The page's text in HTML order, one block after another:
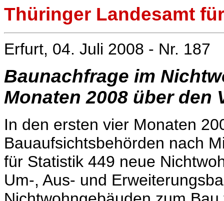
Thüringer Landesamt
Erfurt, 04. Juli 2008 - Nr. 187
Baunachfrage im
Monaten 2008 über den
In den ersten vier Monaten
Bauaufsichtsbehörden nach
für Statistik 449 neue
Um-, Aus- und